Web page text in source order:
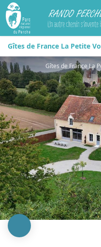
Rando Perche
Gîtes de France La Petite